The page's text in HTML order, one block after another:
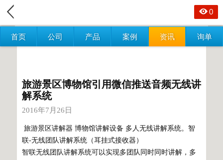
首页 公司 产品 案例 资讯 询单
0
旅游景区博物馆引用微信推送音频无线讲
解系统
2016年7月26日
旅游景区讲解器 博物馆讲解设备 多人无线讲解系统。智
联-无线团队讲解系统（耳挂式接收器）
智联无线团队讲解系统可以实现多团队同时同时讲解，多